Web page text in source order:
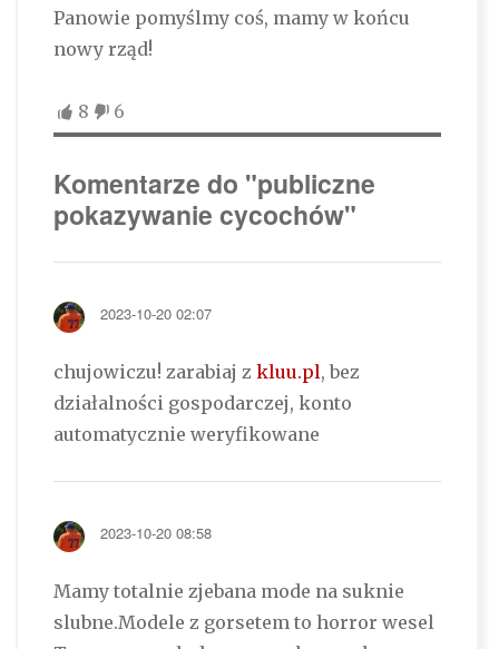
Panowie pomyślmy coś, mamy w końcu
nowy rząd!
8 6
Komentarze do "publiczne
pokazywanie cycochów"
2023-10-20 02:07
chujowiczu! zarabiaj z kluu.pl, bez
działalności gospodarczej, konto
automatycznie weryfikowane
2023-10-20 08:58
Mamy totalnie zjebana mode na suknie
slubne.Modele z gorsetem to horror wesel